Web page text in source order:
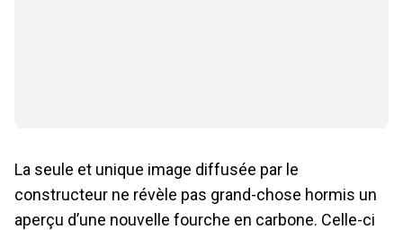
La seule et unique image diffusée par le
constructeur ne révèle pas grand-chose hormis un
aperçu d’une nouvelle fourche en carbone. Celle-ci